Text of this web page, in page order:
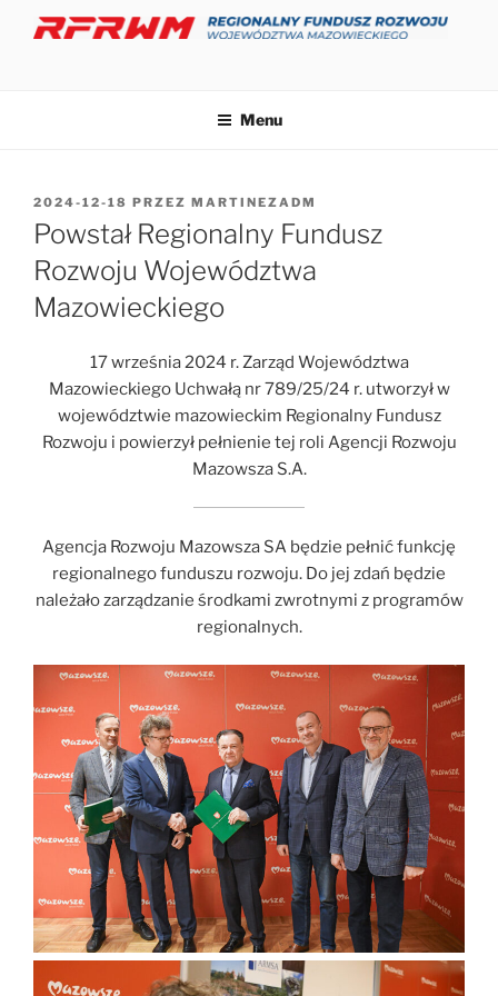
Przejdź
Menu
OPUBLIKOWANE
W
2024-12-18 PRZEZ MARTINEZADM
Powstał Regionalny Fundusz
Rozwoju Województwa
Mazowieckiego
17 września 2024 r. Zarząd Województwa
Mazowieckiego Uchwałą nr 789/25/24 r. utworzył w
województwie mazowieckim Regionalny Fundusz
Rozwoju i powierzył pełnienie tej roli Agencji Rozwoju
Mazowsza S.A.
Agencja Rozwoju Mazowsza SA będzie pełnić funkcję
regionalnego funduszu rozwoju. Do jej zdań będzie
należało zarządzanie środkami zwrotnymi z programów
regionalnych.